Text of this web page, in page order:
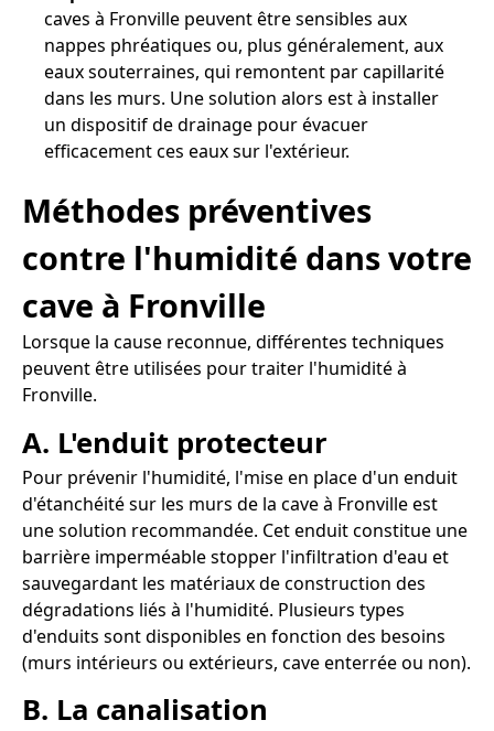
caves à Fronville peuvent être sensibles aux
nappes phréatiques ou, plus généralement, aux
eaux souterraines, qui remontent par capillarité
dans les murs. Une solution alors est à installer
un dispositif de drainage pour évacuer
efficacement ces eaux sur l'extérieur.
Méthodes préventives
contre l'humidité dans votre
cave à Fronville
Lorsque la cause reconnue, différentes techniques
peuvent être utilisées pour traiter l'humidité à
Fronville.
A. L'enduit protecteur
Pour prévenir l'humidité, l'mise en place d'un enduit
d'étanchéité sur les murs de la cave à Fronville est
une solution recommandée. Cet enduit constitue une
barrière imperméable stopper l'infiltration d'eau et
sauvegardant les matériaux de construction des
dégradations liés à l'humidité. Plusieurs types
d'enduits sont disponibles en fonction des besoins
(murs intérieurs ou extérieurs, cave enterrée ou non).
B. La canalisation